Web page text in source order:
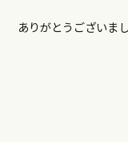
ありがとうございま